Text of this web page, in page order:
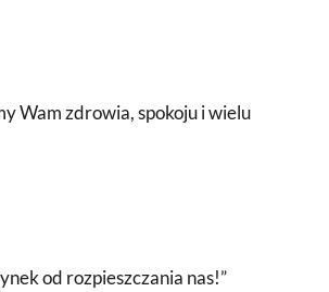
Wam zdrowia, spokoju i wielu
od rozpieszczania nas!”